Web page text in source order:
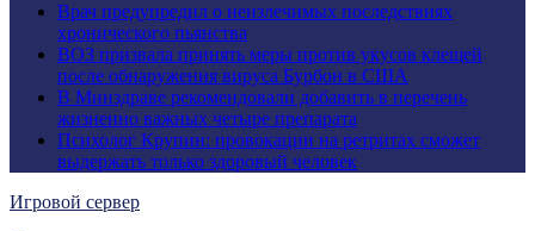
Врач предупредил о неизлечимых последствиях
хронического пьянства
ВОЗ призвала принять меры против укусов клещей
после обнаружения вируса Бурбон в США
В Минздраве рекомендовали добавить в перечень
жизненно важных четыре препарата
Психолог Крупин: провокации на ретритах сможет
выдержать только здоровый человек
Игровой сервер